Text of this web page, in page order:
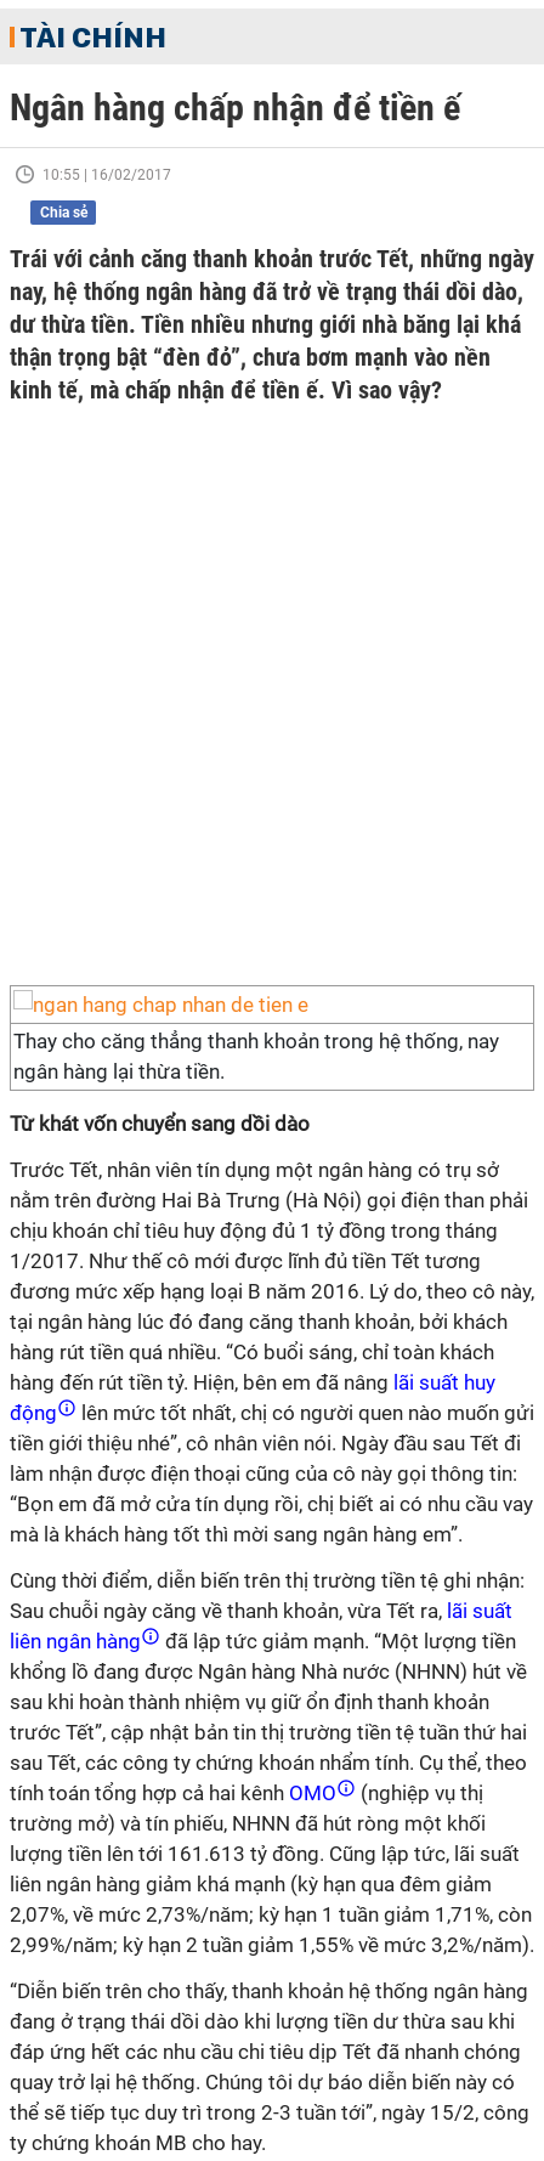
TÀI CHÍNH
Ngân hàng chấp nhận để tiền ế
10:55 | 16/02/2017
Chia sẻ
Trái với cảnh căng thanh khoản trước Tết, những ngày
nay, hệ thống ngân hàng đã trở về trạng thái dồi dào,
dư thừa tiền. Tiền nhiều nhưng giới nhà băng lại khá
thận trọng bật “đèn đỏ”, chưa bơm mạnh vào nền
kinh tế, mà chấp nhận để tiền ế. Vì sao vậy?
Thay cho căng thẳng thanh khoản trong hệ thống, nay
ngân hàng lại thừa tiền.
Từ khát vốn chuyển sang dồi dào
Trước Tết, nhân viên tín dụng một ngân hàng có trụ sở
nằm trên đường Hai Bà Trưng (Hà Nội) gọi điện than phải
chịu khoán chỉ tiêu huy động đủ 1 tỷ đồng trong tháng
1/2017. Như thế cô mới được lĩnh đủ tiền Tết tương
đương mức xếp hạng loại B năm 2016. Lý do, theo cô này,
tại ngân hàng lúc đó đang căng thanh khoản, bởi khách
hàng rút tiền quá nhiều. “Có buổi sáng, chỉ toàn khách
hàng đến rút tiền tỷ. Hiện, bên em đã nâng lãi suất huy
động
lên mức tốt nhất, chị có người quen nào muốn gửi
tiền giới thiệu nhé”, cô nhân viên nói. Ngày đầu sau Tết đi
làm nhận được điện thoại cũng của cô này gọi thông tin:
“Bọn em đã mở cửa tín dụng rồi, chị biết ai có nhu cầu vay
mà là khách hàng tốt thì mời sang ngân hàng em”.
Cùng thời điểm, diễn biến trên thị trường tiền tệ ghi nhận:
Sau chuỗi ngày căng về thanh khoản, vừa Tết ra, lãi suất
liên ngân hàng
đã lập tức giảm mạnh. “Một lượng tiền
khổng lồ đang được Ngân hàng Nhà nước (NHNN) hút về
sau khi hoàn thành nhiệm vụ giữ ổn định thanh khoản
trước Tết”, cập nhật bản tin thị trường tiền tệ tuần thứ hai
sau Tết, các công ty chứng khoán nhẩm tính. Cụ thể, theo
tính toán tổng hợp cả hai kênh OMO
(nghiệp vụ thị
trường mở) và tín phiếu, NHNN đã hút ròng một khối
lượng tiền lên tới 161.613 tỷ đồng. Cũng lập tức, lãi suất
liên ngân hàng giảm khá mạnh (kỳ hạn qua đêm giảm
2,07%, về mức 2,73%/năm; kỳ hạn 1 tuần giảm 1,71%, còn
2,99%/năm; kỳ hạn 2 tuần giảm 1,55% về mức 3,2%/năm).
“Diễn biến trên cho thấy, thanh khoản hệ thống ngân hàng
đang ở trạng thái dồi dào khi lượng tiền dư thừa sau khi
đáp ứng hết các nhu cầu chi tiêu dịp Tết đã nhanh chóng
quay trở lại hệ thống. Chúng tôi dự báo diễn biến này có
thể sẽ tiếp tục duy trì trong 2-3 tuần tới”, ngày 15/2, công
ty chứng khoán MB cho hay.